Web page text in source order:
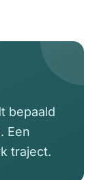
bepaald
Een
traject.